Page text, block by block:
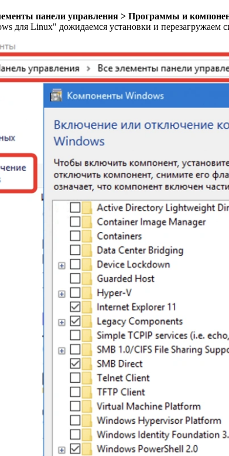
панели управления > Программы и
для Linux" дожидаемся установки и перезагружаем